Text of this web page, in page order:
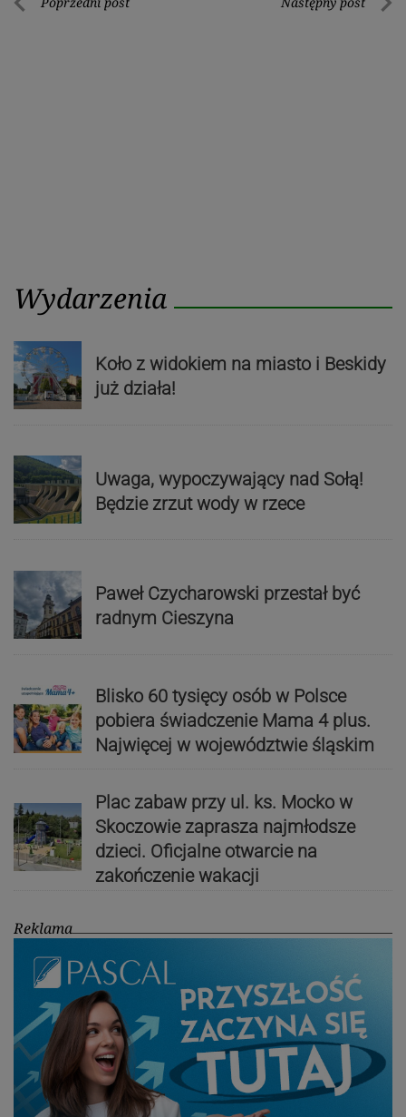
Wydarzenia
Koło z widokiem na miasto i Beskidy
już działa!
Uwaga, wypoczywający nad Sołą!
Będzie zrzut wody w rzece
Paweł Czycharowski przestał być
radnym Cieszyna
Blisko 60 tysięcy osób w Polsce
pobiera świadczenie Mama 4 plus.
Najwięcej w województwie śląskim
Plac zabaw przy ul. ks. Mocko w
Skoczowie zaprasza najmłodsze
dzieci. Oficjalne otwarcie na
zakończenie wakacji
Reklama